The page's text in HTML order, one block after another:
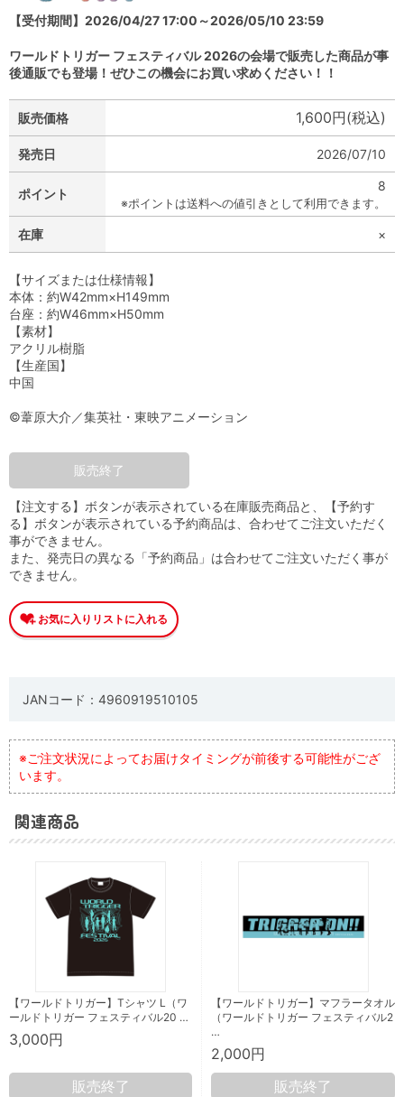
【受付期間】2026/04/27 17:00～2026/05/10 23:59
ワールドトリガー フェスティバル 2026の会場で販売した商品が事
後通販でも登場！ぜひこの機会にお買い求めください！！
販売価格 1,600円(税込)
発売日 2026/07/10
ポイント
8
※ポイントは送料への値引きとして利用できます。
在庫 ×
【サイズまたは仕様情報】
本体：約W42mm×H149mm
台座：約W46mm×H50mm
【素材】
アクリル樹脂
【生産国】
中国
©葦原大介／集英社・東映アニメーション
販売終了
【注文する】ボタンが表示されている在庫販売商品と、【予約す
る】ボタンが表示されている予約商品は、合わせてご注文いただく
事ができません。
また、発売日の異なる「予約商品」は合わせてご注文いただく事が
できません。
JANコード：4960919510105
※ご注文状況によってお届けタイミングが前後する可能性がござ
います。
関連商品
【ワールドトリガー】Tシャツ L（ワ
ールドトリガー フェスティバル20 …
3,000円
販売終了
【ワールドトリガー】マフラータオル
（ワールドトリガー フェスティバル2
…
2,000円
販売終了